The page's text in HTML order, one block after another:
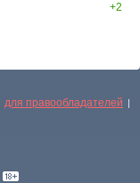
+2
для правообладателей |